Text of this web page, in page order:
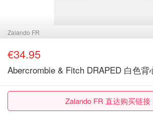
Zalando FR
€34.95
Abercrombie & Fitch DRAPED 白色背
Zalando FR 直达购买链